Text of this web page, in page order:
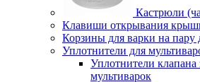
Кастрюли
Клавиши открывания
Корзины для варки на пару
Уплотнители для
Уплотнители клапана
мультиварок